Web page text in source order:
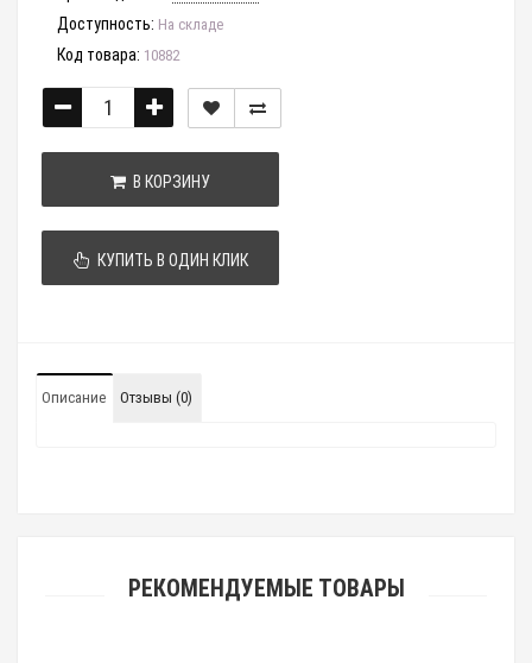
Доступность: На складе
Код товара: 10882
В КОРЗИНУ
КУПИТЬ В ОДИН КЛИК
Описание Отзывы (0)
РЕКОМЕНДУЕМЫЕ ТОВАРЫ